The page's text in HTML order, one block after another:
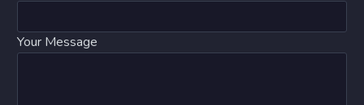
Your Message